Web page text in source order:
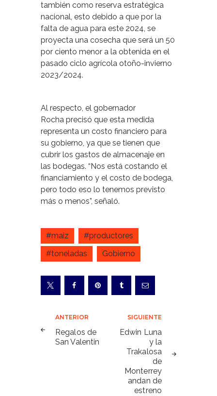
también como reserva estratégica
nacional, esto debido a que por la
falta de agua para este 2024, se
proyecta una cosecha que será un 50
por ciento menor a la obtenida en el
pasado ciclo agrícola otoño-invierno
2023/2024.
Al respecto, el gobernador
Rocha precisó que esta medida
representa un costo financiero para
su gobierno, ya que se tienen que
cubrir los gastos de almacenaje en
las bodegas. “Nos está costando el
financiamiento y el costo de bodega,
pero todo eso lo tenemos previsto
más o menos”, señaló.
#maiz
#productores
#toneladas
Gobierno
Navegación
de
entradas
ANTERIOR
Regalos de
San Valentin
SIGUIENTE
Edwin Luna
y la
Trakalosa
de
Monterrey
andan de
estreno